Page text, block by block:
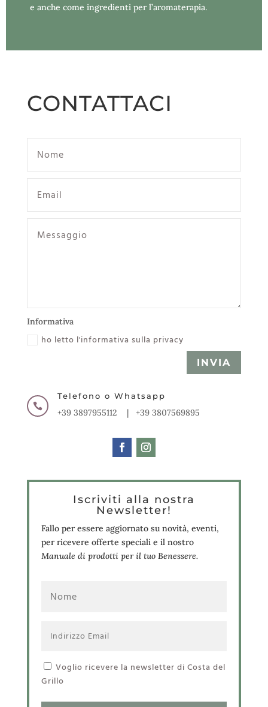
e anche come ingredienti per l’aromaterapia.
CONTATTACI
Informativa
ho letto l'informativa sulla privacy
INVIA

Telefono o Whatsapp
+39 3897955112 | +39 3807569895
Iscriviti alla nostra
Newsletter!
Fallo per essere aggiornato su novità, eventi,
per ricevere offerte speciali e il nostro
Manuale di prodotti per il tuo Benessere.
Voglio ricevere la newsletter di Costa del
Grillo